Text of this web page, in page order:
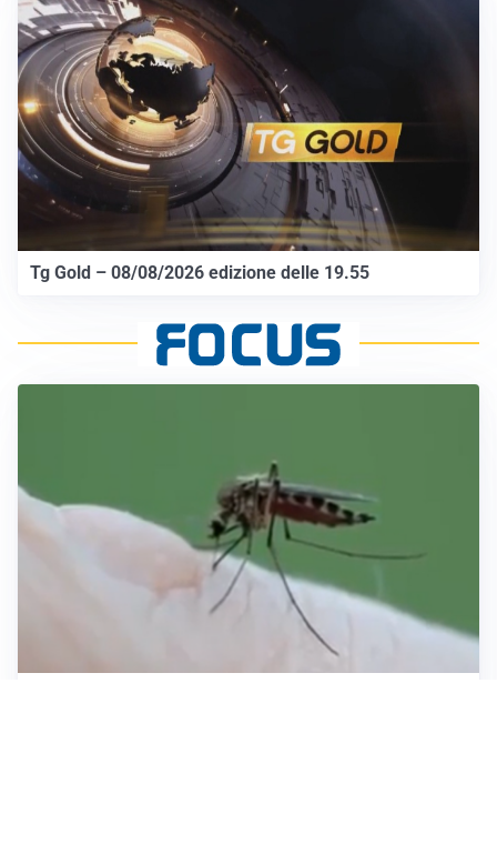
Tg Gold – 08/08/2026 edizione delle 19.55